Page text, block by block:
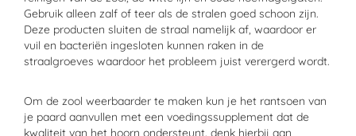
Gebruik alleen zalf of teer als de stralen goed schoon zijn.
Deze producten sluiten de straal namelijk af, waardoor er
vuil en bacteriën ingesloten kunnen raken in de
straalgroeves waardoor het probleem juist verergerd wordt.
Om de zool weerbaarder te maken kun je het rantsoen van
je paard aanvullen met een voedingssupplement dat de
kwaliteit van het hoorn ondersteunt. denk hierbij aan